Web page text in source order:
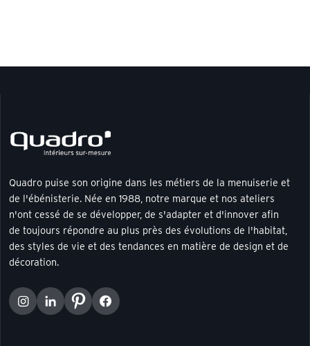
Quadro puise son origine dans les métiers de la menuiserie et
de l'ébénisterie. Née en 1988, notre marque et nos ateliers
n'ont cessé de se développer, de s'adapter et d'innover afin
de toujours répondre au plus près des évolutions de l'habitat,
des styles de vie et des tendances en matière de design et de
décoration.